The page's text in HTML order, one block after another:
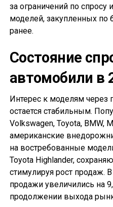
за ограничений по спросу
моделей, закупленных
ранее.
Состояние
автомобили в
Интерес к моделям через
остается стабильным.
Volkswagen, Toyota, BMW,
американские
на востребованные
Toyota Highlander,
стимулируя рост продаж.
продажи увеличились на
продолжении выхода